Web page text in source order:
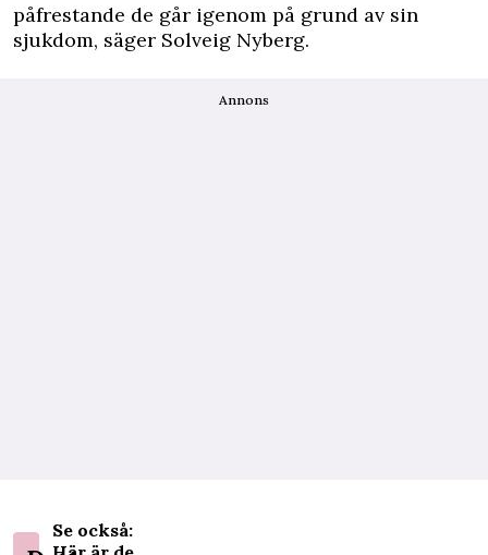
påfrestande de går igenom på grund av sin
sjukdom, säger Solveig Nyberg.
Annons
Se också: